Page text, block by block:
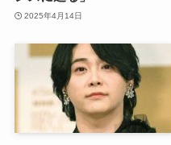
2025年4月14日